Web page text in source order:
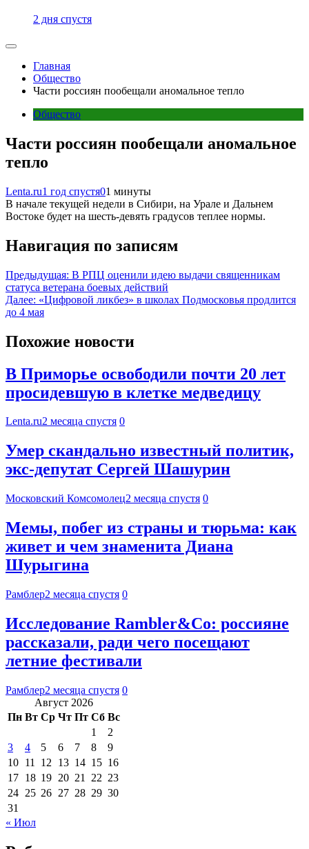
2 дня спустя
Главная
Общество
Части россиян пообещали аномальное тепло
Общество
Части россиян пообещали аномальное
тепло
Lenta.ru1 год спустя01 минуты
В начале текущей недели в Сибири, на Урале и Дальнем
Востоке будет на шесть-девять градусов теплее нормы.
Навигация по записям
Предыдущая: В РПЦ оценили идею выдачи священникам
статуса ветерана боевых действий
Далее: «Цифровой ликбез» в школах Подмосковья продлится
до 4 мая
Похожие новости
В Приморье освободили почти 20 лет
просидевшую в клетке медведицу
Lenta.ru2 месяца спустя 0
Умер скандально известный политик,
экс-депутат Сергей Шашурин
Московский Комсомолец2 месяца спустя 0
Мемы, побег из страны и тюрьма: как
живет и чем знаменита Диана
Шурыгина
Рамблер2 месяца спустя 0
Исследование Rambler&Co: россияне
рассказали, ради чего посещают
летние фестивали
Рамблер2 месяца спустя 0
Август 2026
Пн Вт Ср Чт Пт Сб Вс
1
2
3
4 5 6 7 8
9
10 11 12 13 14 15 16
17 18 19 20 21 22 23
24 25 26 27 28 29 30
31
« Июл